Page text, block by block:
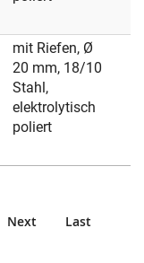
mit Riefen, Ø
20 mm, 18/10
Stahl,
elektrolytisch
poliert
Next Last